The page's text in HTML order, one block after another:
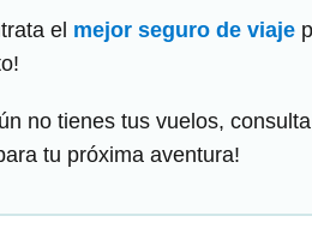
el mejor seguro de viaje
no tienes tus vuelos,
tu próxima aventura!